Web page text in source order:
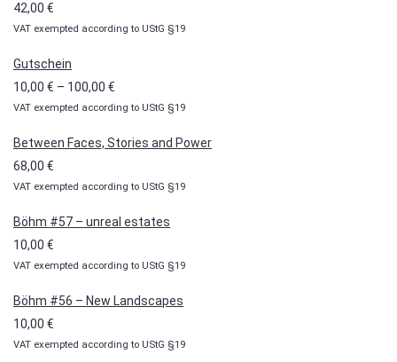
42,00 €
VAT exempted according to UStG §19
Gutschein
10,00 € – 100,00 €
10,00 €
VAT exempted according to UStG §19
Between Faces, Stories and Power
68,00 €
VAT exempted according to UStG §19
Böhm #57 – unreal estates
10,00 €
VAT exempted according to UStG §19
Böhm #56 – New Landscapes
10,00 €
VAT exempted according to UStG §19